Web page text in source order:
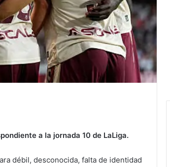
a la jornada 10 de LaLiga.
débil, desconocida, falta de identidad